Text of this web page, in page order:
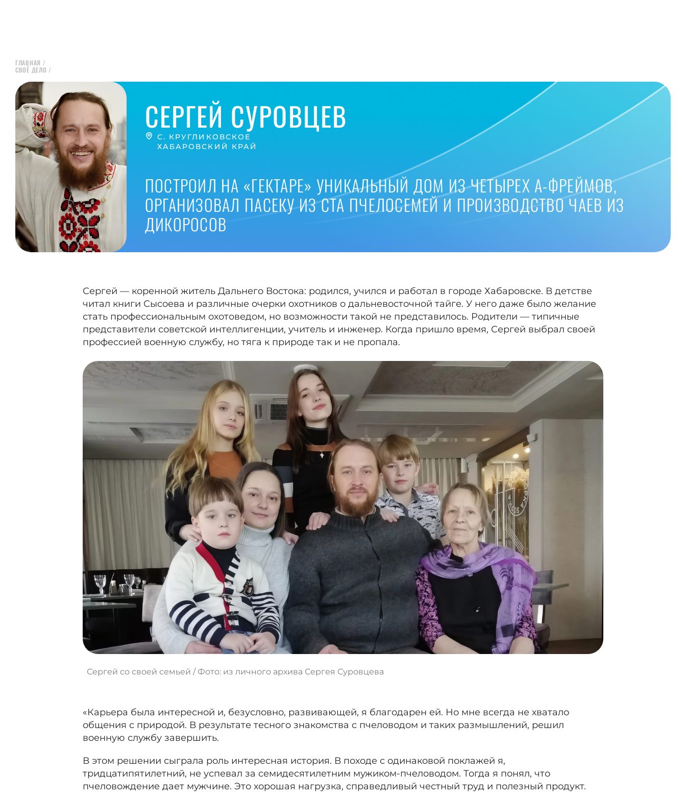
ГЛАВНАЯ /
СВОЁ ДЕЛО /
СЕРГЕЙ СУРОВЦЕВ
С. КРУГЛИКОВСКОЕ
ХАБАРОВСКИЙ КРАЙ
ПОСТРОИЛ НА «ГЕКТАРЕ» УНИКАЛЬНЫЙ ДОМ ИЗ ЧЕТЫРЕХ А-ФРЕЙМОВ,
ОРГАНИЗОВАЛ ПАСЕКУ ИЗ СТА ПЧЕЛОСЕМЕЙ И ПРОИЗВОДСТВО ЧАЕВ ИЗ
ДИКОРОСОВ
Сергей — коренной житель Дальнего Востока: родился, учился и работал в городе Хабаровске. В детстве
читал книги Сысоева и различные очерки охотников о дальневосточной тайге. У него даже было желание
стать профессиональным охотоведом, но возможности такой не представилось. Родители — типичные
представители советской интеллигенции, учитель и инженер. Когда пришло время, Сергей выбрал своей
профессией военную службу, но тяга к природе так и не пропала.
Сергей со своей семьей / Фото: из личного архива Сергея Суровцева
«Карьера была интересной и, безусловно, развивающей, я благодарен ей. Но мне всегда не хватало
общения с природой. В результате тесного знакомства с пчеловодом и таких размышлений, решил
военную службу завершить.
В этом решении сыграла роль интересная история. В походе с одинаковой поклажей я,
тридцатипятилетний, не успевал за семидесятилетним мужиком-пчеловодом. Тогда я понял, что
пчеловождение дает мужчине. Это хорошая нагрузка, справедливый честный труд и полезный продукт.